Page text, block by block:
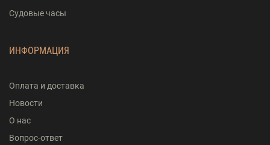
Судовые часы
ИНФОРМАЦИЯ
Оплата и доставка
Новости
О нас
Вопрос-ответ